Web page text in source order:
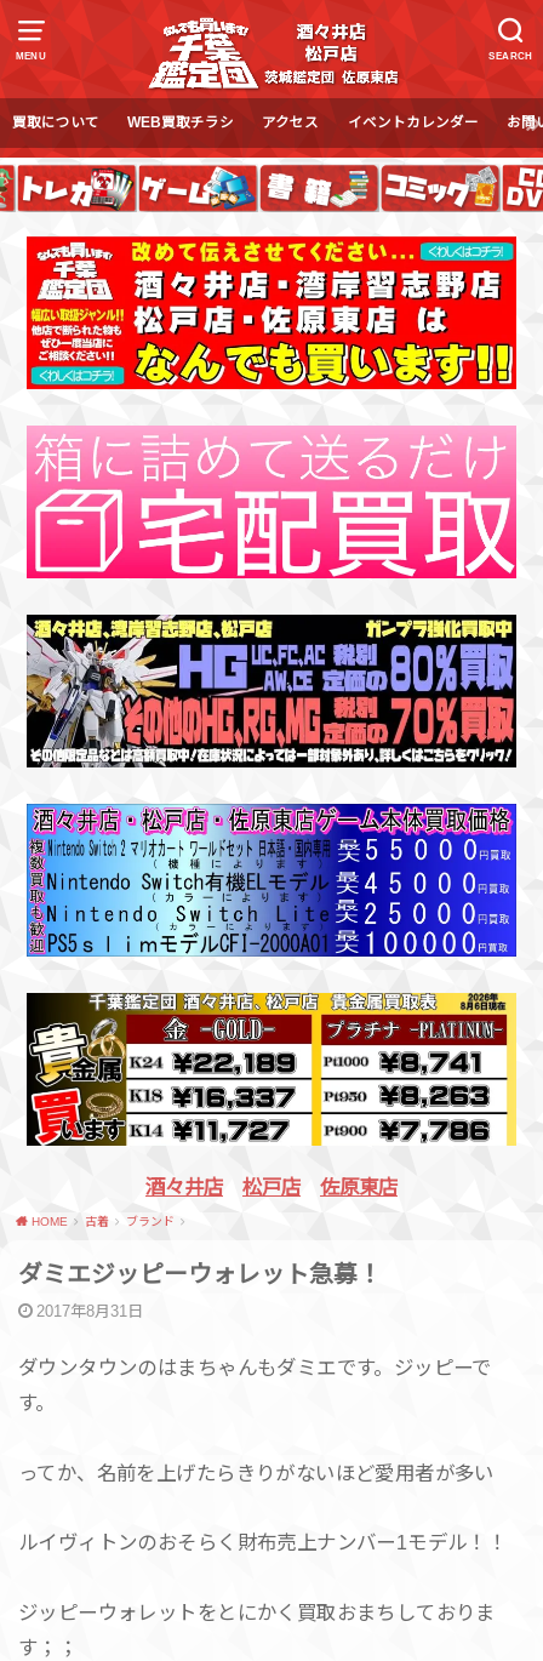
MENU SEARCH
買取について WEB買取チラシ アクセス イベントカレンダー お問
酒々井店 松戸店 佐原東店
HOME 古着 ブランド
ダミエジッピーウォレット急募！
2017年8月31日
ダウンタウンのはまちゃんもダミエです。ジッピーで
す。
ってか、名前を上げたらきりがないほど愛用者が多い
ルイヴィトンのおそらく財布売上ナンバー1モデル！！
ジッピーウォレットをとにかく買取おまちしておりま
す；；